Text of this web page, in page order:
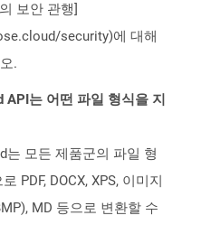
보안 관행]
security)에 대해
.
API는 어떤 파일 형식을 지
는 모든 제품군의 파일 형
PDF, DOCX, XPS, 이미지
MD 등으로 변환할 수